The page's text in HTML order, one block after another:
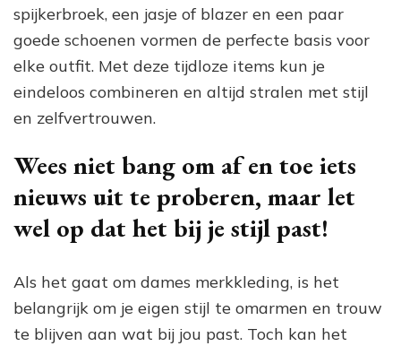
spijkerbroek, een jasje of blazer en een paar
goede schoenen vormen de perfecte basis voor
elke outfit. Met deze tijdloze items kun je
eindeloos combineren en altijd stralen met stijl
en zelfvertrouwen.
Wees niet bang om af en toe iets
nieuws uit te proberen, maar let
wel op dat het bij je stijl past!
Als het gaat om dames merkkleding, is het
belangrijk om je eigen stijl te omarmen en trouw
te blijven aan wat bij jou past. Toch kan het